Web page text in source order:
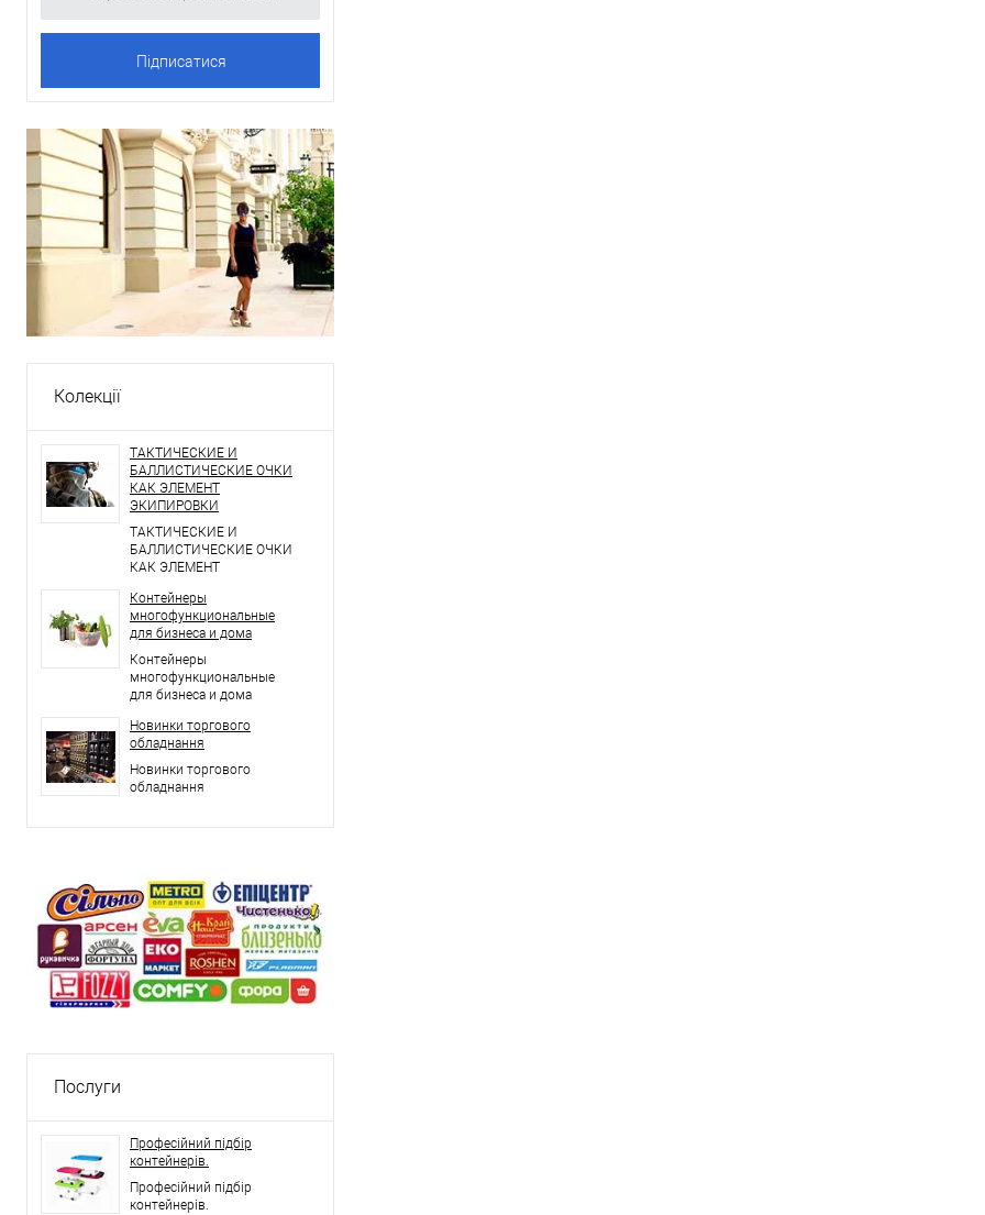
Колекції
ТАКТИЧЕСКИЕ И
БАЛЛИСТИЧЕСКИЕ ОЧКИ
КАК ЭЛЕМЕНТ
ЭКИПИРОВКИ
ТАКТИЧЕСКИЕ И
БАЛЛИСТИЧЕСКИЕ ОЧКИ
КАК ЭЛЕМЕНТ
Контейнеры
многофункциональные
для бизнеса и дома
Контейнеры
многофункциональные
для бизнеса и дома
Новинки торгового
обладнання
Новинки торгового
обладнання
Послуги
Професійний підбір
контейнерів.
Професійний підбір
контейнерів.